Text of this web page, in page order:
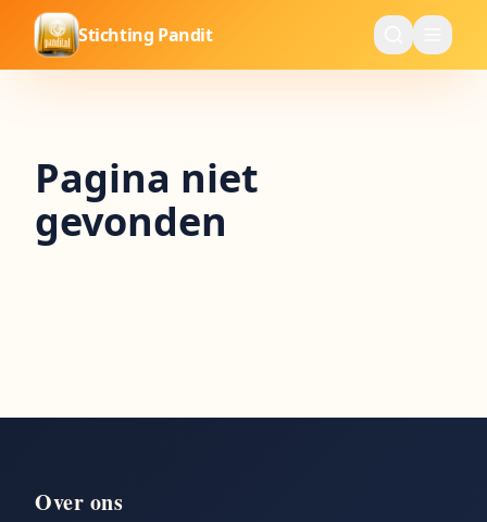
Stichting Pandit
Pagina niet
gevonden
Over ons